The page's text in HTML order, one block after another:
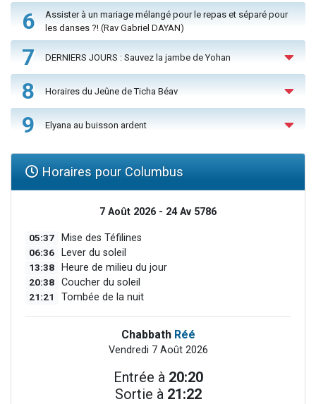
6
Assister à un mariage mélangé pour le repas et séparé pour
les danses ?! (Rav Gabriel DAYAN)
7 DERNIERS JOURS : Sauvez la jambe de Yohan
8 Horaires du Jeûne de Ticha Béav
9 Elyana au buisson ardent
Horaires pour Columbus
7 Août 2026 - 24 Av 5786
05:37 Mise des Téfilines
06:36 Lever du soleil
13:38 Heure de milieu du jour
20:38 Coucher du soleil
21:21 Tombée de la nuit
Chabbath Réé
Vendredi 7 Août 2026
Entrée à 20:20
Sortie à 21:22